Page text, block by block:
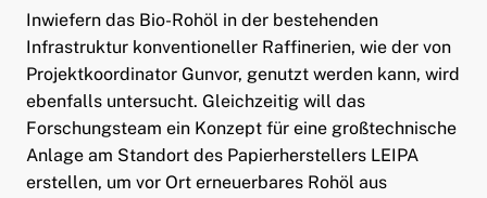
Inwiefern das Bio-Rohöl in der bestehenden
Infrastruktur konventioneller Raffinerien, wie der von
Projektkoordinator Gunvor, genutzt werden kann, wird
ebenfalls untersucht. Gleichzeitig will das
Forschungsteam ein Konzept für eine großtechnische
Anlage am Standort des Papierherstellers LEIPA
erstellen, um vor Ort erneuerbares Rohöl aus